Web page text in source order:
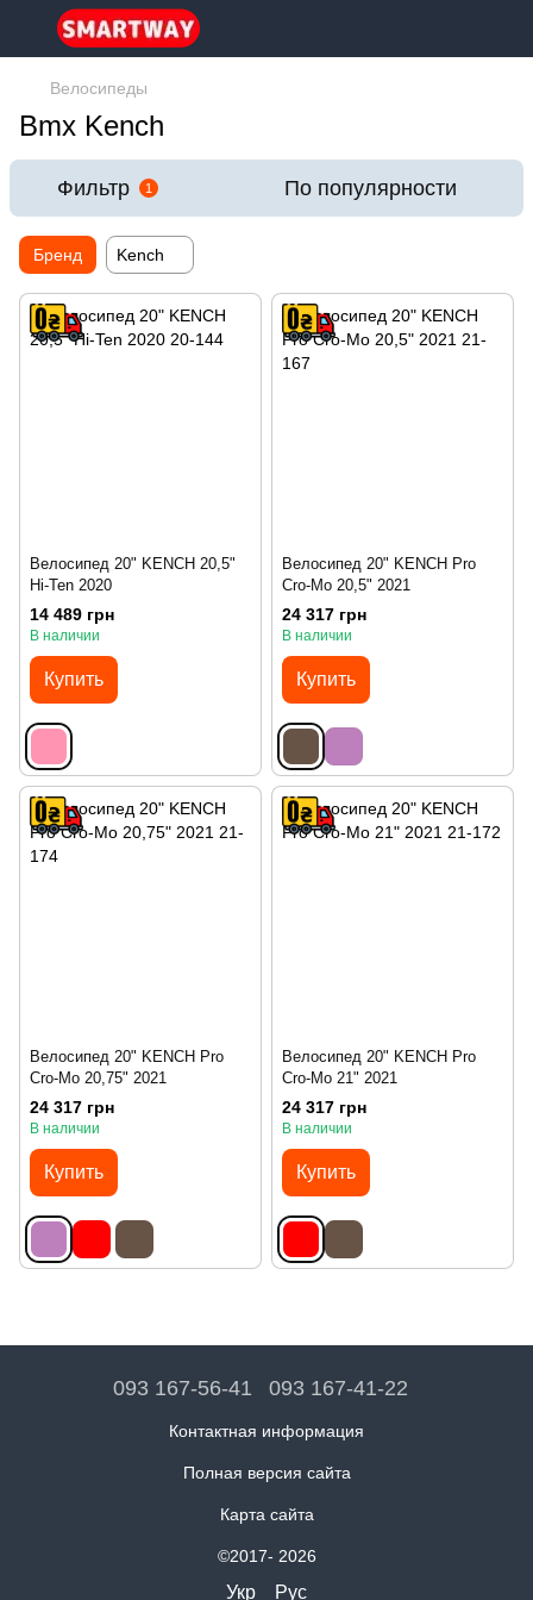
Велосипеды
Bmx Kench
Фильтр 1 По популярности
Бренд Kench
Велосипед 20" KENCH 20,5"
Hi-Ten 2020
14 489 грн
В наличии
Купить
Велосипед 20" KENCH Pro
Cro-Mo 20,5" 2021
24 317 грн
В наличии
Купить
Велосипед 20" KENCH Pro
Cro-Mo 20,75" 2021
24 317 грн
В наличии
Купить
Велосипед 20" KENCH Pro
Cro-Mo 21" 2021
24 317 грн
В наличии
Купить
093 167-56-41 093 167-41-22
Контактная информация
Полная версия сайта
Карта сайта
©2017- 2026
Укр Рус